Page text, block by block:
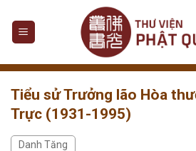
content
Tiểu sử Trưởng lão Hòa
Trực (1931-1995)
Danh Tăng